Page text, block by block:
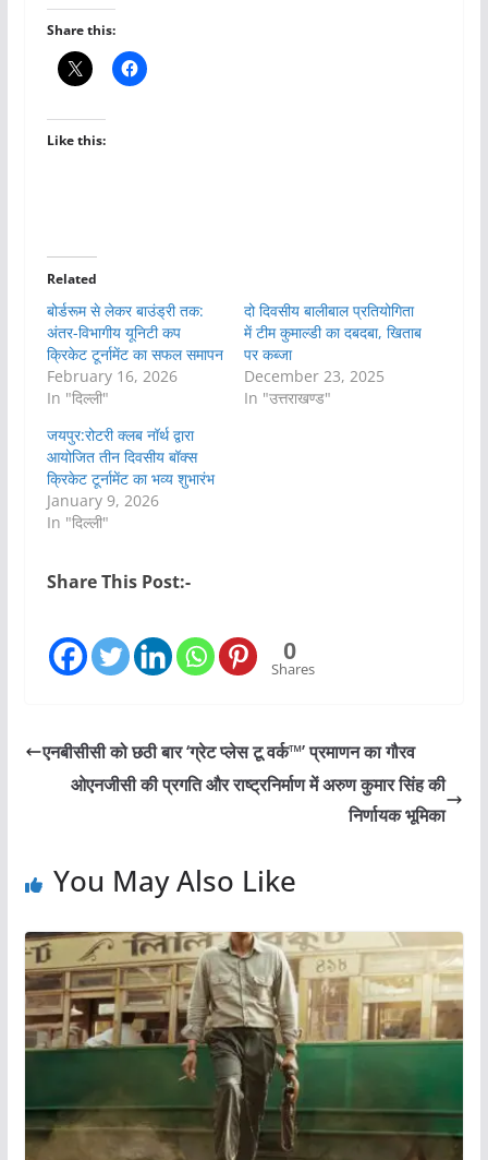
Share this:
Like this:
Related
बोर्डरूम से लेकर बाउंड्री तक:
अंतर-विभागीय यूनिटी कप
क्रिकेट टूर्नामेंट का सफल समापन
February 16, 2026
In "दिल्ली"
दो दिवसीय बालीबाल प्रतियोगिता
में टीम कुमाल्डी का दबदबा, खिताब
पर कब्जा
December 23, 2025
In "उत्तराखण्ड"
जयपुर:रोटरी क्लब नॉर्थ द्वारा
आयोजित तीन दिवसीय बॉक्स
क्रिकेट टूर्नामेंट का भव्य शुभारंभ
January 9, 2026
In "दिल्ली"
Share This Post:-
0
Shares
एनबीसीसी को छठी बार ‘ग्रेट प्लेस टू वर्क™’ प्रमाणन का गौरव
ओएनजीसी की प्रगति और राष्ट्रनिर्माण में अरुण कुमार सिंह की
निर्णायक भूमिका
You May Also Like